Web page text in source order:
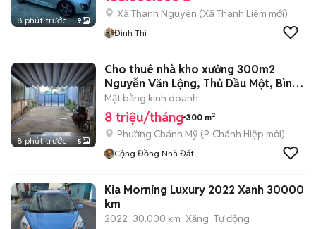
8 phút trước 9
Xã Thanh Nguyên (Xã Thanh Liêm mới)
Đình Thi
8 phút trước 5
Cho thuê nhà kho xưởng 300m2
Nguyễn Văn Lộng, Thủ Dầu Một, Bình
Dương
Mặt bằng kinh doanh
8 triệu/tháng 300 m²
Phường Chánh Mỹ (P. Chánh Hiệp mới)
Cộng Đồng Nhà Đất
Kia Morning Luxury 2022 Xanh 30000
km
2022 30.000 km Xăng Tự động